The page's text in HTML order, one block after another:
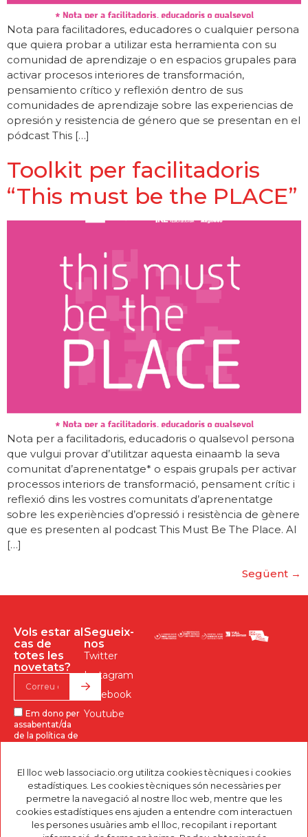
El lloc web lassociacio.org utilitza cookies tècniques i cookies
estadístiques. Les cookies tècniques són necessàries per
permetre la navegació al nostre lloc web, mentre que les
cookies estadístiques ens ajuden a entendre com interactuen
les persones usuàries amb el lloc, recopilant i reportant
Nota para facilitadores, educadores o cualquier persona
que quiera probar a utilizar esta herramienta con su
comunidad de aprendizaje o en espacios grupales para
activar procesos interiores de transformación,
pensamiento crítico y reflexión dentro de sus
comunidades de aprendizaje sobre las experiencias de
opresión y resistencia de género que se presentan en el
pódcast This […]
Toolkit per facilitadoris
“This must be the PLACE”
Nota per a facilitadoris, educadoris o qualsevol persona
que vulgui provar d’utilitzar aquesta einaamb la seva
comunitat d’aprenentatge* o espais grupals per activar
processos interiors de transformació, pensament crític i
reflexió dins les vostres comunitats d’aprenentatge
sobre les experiències d’opressió i resistència de gènere
que es presenten al podcast This Must Be The Place. Al
[…]
Següent →
Vols estar al
cas de
totes les
novetats?
Em dono per
assabentat/da
de la política de
INFORMACIÓ DE
PROTECCIÓ DE DADES.
Finalitats: Enviar-te
comunicacions
comercials sobre
l’estat d’aquest
Segueix-
nos
Twitter
Instagram
Facebook
Youtube